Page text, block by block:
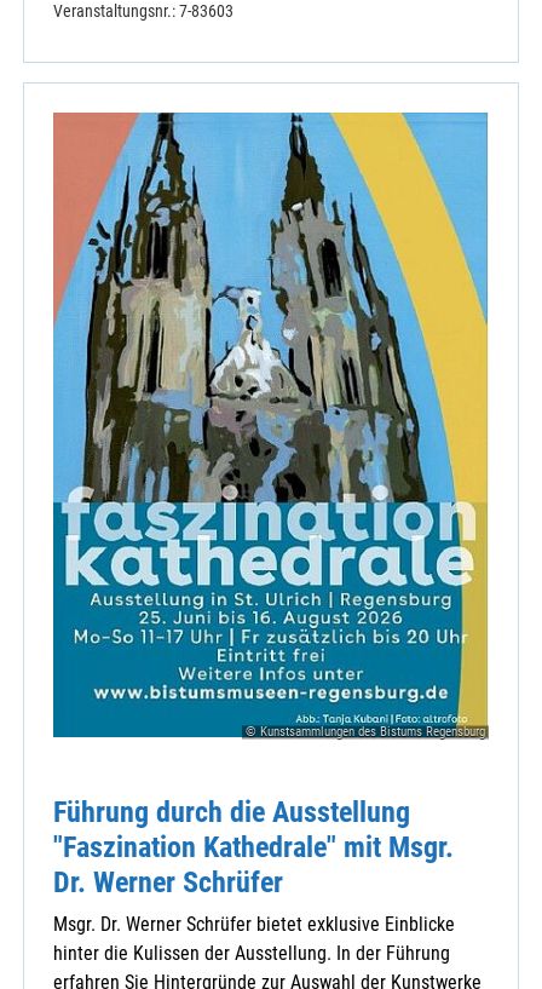
Veranstaltungsnr.: 7-83603
© Kunstsammlungen des Bistums Regensburg
Führung durch die Ausstellung
"Faszination Kathedrale" mit Msgr.
Dr. Werner Schrüfer
Msgr. Dr. Werner Schrüfer bietet exklusive Einblicke
hinter die Kulissen der Ausstellung. In der Führung
erfahren Sie Hintergründe zur Auswahl der Kunstwerke